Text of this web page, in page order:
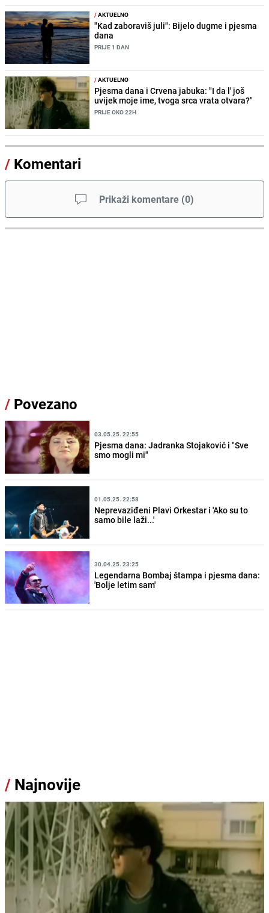
/AKTUELNO
"Kad zaboraviš juli": Bijelo dugme i pjesma
dana
PRIJE 1 DAN
/AKTUELNO
Pjesma dana i Crvena jabuka: "I da l' još
uvijek moje ime, tvoga srca vrata otvara?"
PRIJE OKO 22H
/ Komentari
Prikaži komentare (0)
/ Povezano
03.05.25. 22:55
Pjesma dana: Jadranka Stojaković i "Sve
smo mogli mi"
01.05.25. 22:58
Neprevaziđeni Plavi Orkestar i 'Ako su to
samo bile laži...'
30.04.25. 23:25
Legendarna Bombaj štampa i pjesma dana:
'Bolje letim sam'
/ Najnovije